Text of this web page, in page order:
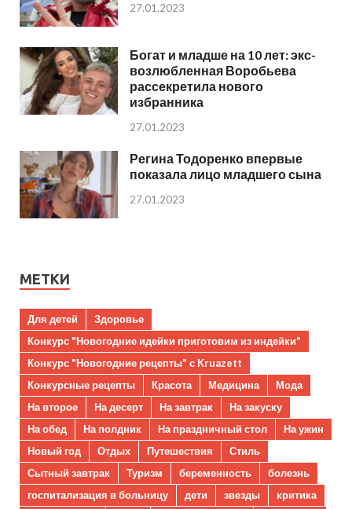
27.01.2023
Богат и младше на 10 лет: экс-
возлюбленная Воробьева
рассекретила нового
избранника
27.01.2023
Регина Тодоренко впервые
показала лицо младшего сына
27.01.2023
МЕТКИ
Для детей
Здоровье
Конкурс "Новогодние идейки приготовим из индейки"
Конкурс "Новогодние рецепты" с Kruazett
Конкурсные рецепты
Красота Медицина
Мода
На второе
На десерт На завтрак
На закуску
На обед
На полдник На праздничный стол
На ужин
Новый год
Отдых Путешествия
Стиль
Сытный завтрак
Туризм беременность
болезнь
госпитализация в больницу
дети звезды
критика